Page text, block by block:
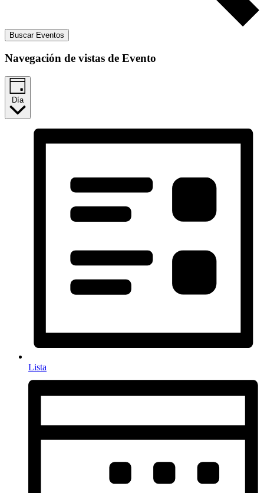
Buscar Eventos
Navegación de vistas de Evento
Día
Lista